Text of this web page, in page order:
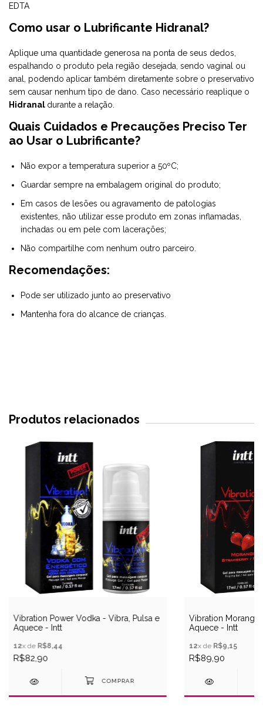
EDTA
Como usar o Lubrificante Hidranal?
Aplique uma quantidade generosa na ponta de seus dedos,
espalhando o produto pela região desejada, sendo vaginal ou
anal, podendo aplicar também diretamente sobre o preservativo
sem causar nenhum tipo de dano. Caso necessário reaplique o
Hidranal durante a relação.
Quais Cuidados e Precauções Preciso Ter
ao Usar o Lubrificante?
Não expor a temperatura superior a 50ºC;
Guardar sempre na embalagem original do produto;
Em casos de lesões ou agravamento de patologias
existentes, não utilizar esse produto em zonas inflamadas,
inchadas ou em pele com lacerações;
Não compartilhe com nenhum outro parceiro.
Recomendações:
Pode ser utilizado junto ao preservativo
Mantenha fora do alcance de crianças.
Produtos relacionados
Vibration Power Vodka - Vibra, Pulsa e
Aquece - Intt
12x de R$8,44
R$82,90
Vibration Morango
Aquece - Intt
12x de R$9,15
R$89,90